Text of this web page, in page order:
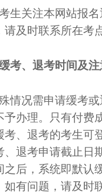
生关注本网站报
及时联系所在考
缓考、退考时间及
情况需申请缓考
予办理。只有付费
考、退考的考生可
、退考申请截止日
之后，系统即默认
有问题，请及时